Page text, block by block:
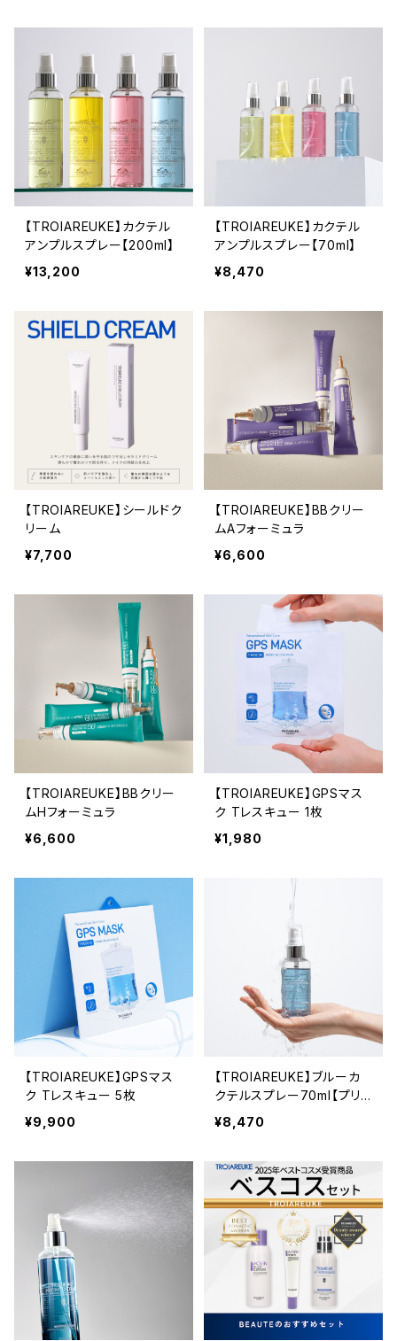
【TROIAREUKE】カクテル
アンプルスプレー【200ml】
¥13,200
【TROIAREUKE】カクテル
アンプルスプレー【70ml】
¥8,470
【TROIAREUKE】シールドク
リーム
¥7,700
【TROIAREUKE】BBクリー
ムAフォーミュラ
¥6,600
【TROIAREUKE】BBクリー
ムHフォーミュラ
¥6,600
【TROIAREUKE】GPSマス
ク Tレスキュー 1枚
¥1,980
【TROIAREUKE】GPSマス
ク Tレスキュー 5枚
¥9,900
【TROIAREUKE】ブルーカ
クテルスプレー70ml【プリフ
ァイングカクテルアンプル】
¥8,470